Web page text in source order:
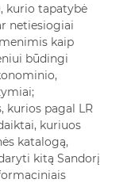
kurio tapatybė
netiesiogiai
kaip
būdingi
kurios pagal LR
kuriuos
katalogą,
kitą Sandorį